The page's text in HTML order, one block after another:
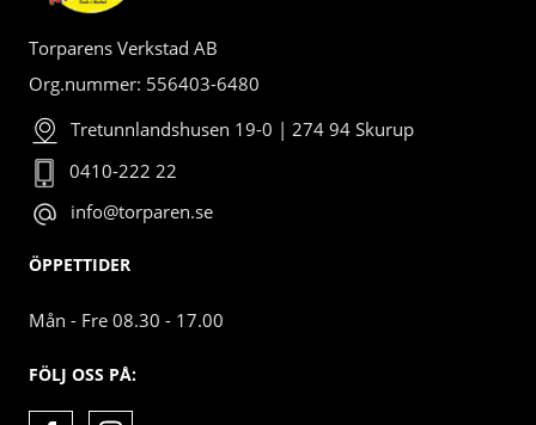
Torparens Verkstad AB
Org.nummer: 556403-6480
Tretunnlandshusen 19-0 | 274 94 Skurup
0410-222 22
info@torparen.se
ÖPPETTIDER
Mån - Fre 08.30 - 17.00
FÖLJ OSS PÅ: